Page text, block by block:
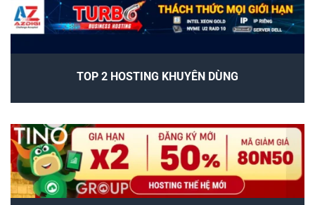
TOP 2 HOSTING KHUYÊN DÙNG